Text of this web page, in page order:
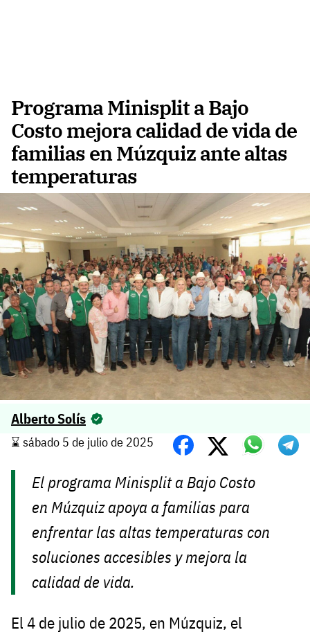
Programa Minisplit a Bajo
Costo mejora calidad de vida de
familias en Múzquiz ante altas
temperaturas
Alberto Solís
⌛️ sábado 5 de julio de 2025
El programa Minisplit a Bajo Costo
en Múzquiz apoya a familias para
enfrentar las altas temperaturas con
soluciones accesibles y mejora la
calidad de vida.
El 4 de julio de 2025, en Múzquiz, el